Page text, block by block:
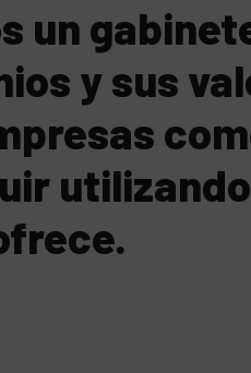
un
y sus